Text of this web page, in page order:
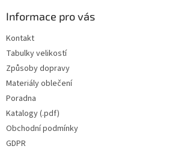
Informace pro vás
Kontakt
Tabulky velikostí
Způsoby dopravy
Materiály oblečení
Poradna
Katalogy (.pdf)
Obchodní podmínky
GDPR